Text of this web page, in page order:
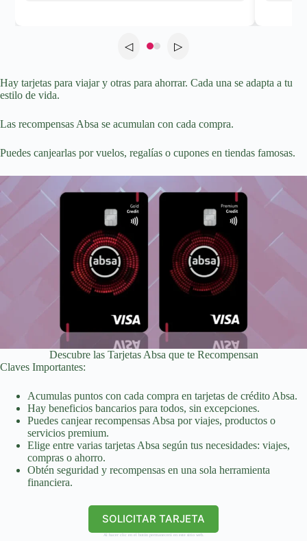
◁ ▷
Hay tarjetas para viajar y otras para ahorrar. Cada una se adapta a tu
estilo de vida.
Las recompensas Absa se acumulan con cada compra.
Puedes canjearlas por vuelos, regalías o cupones en tiendas famosas.
Descubre las Tarjetas Absa que te Recompensan
Claves Importantes:
Acumulas puntos con cada compra en tarjetas de crédito Absa.
Hay beneficios bancarios para todos, sin excepciones.
Puedes canjear recompensas Absa por viajes, productos o
servicios premium.
Elige entre varias tarjetas Absa según tus necesidades: viajes,
compras o ahorro.
Obtén seguridad y recompensas en una sola herramienta
financiera.
SOLICITAR TARJETA
Al hacer clic en el botón permanecerá en este sitio web.